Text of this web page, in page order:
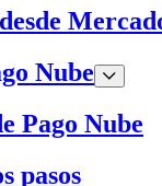
Nube
Pago Nube
pasos